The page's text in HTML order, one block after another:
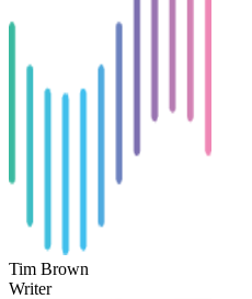
Tim Brown
Writer